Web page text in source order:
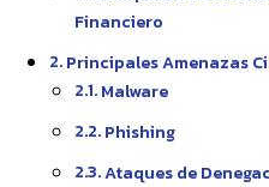
Financiero
Principales Amenazas
Malware
Phishing
Ataques de